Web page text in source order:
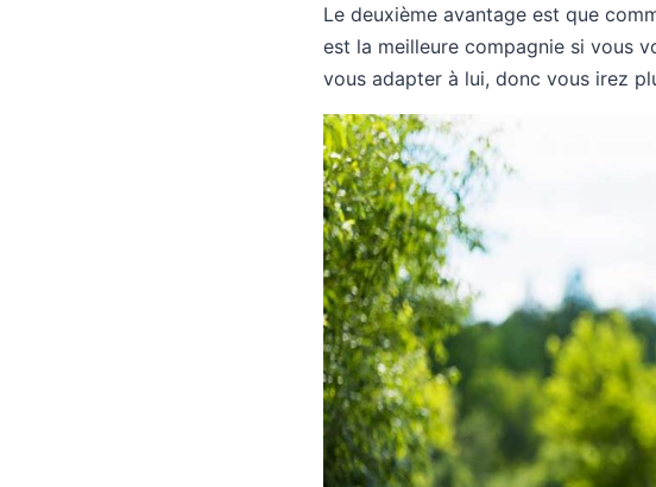
Le deuxième avantage est que
est la meilleure compagnie si vous
vous adapter à lui, donc vous irez